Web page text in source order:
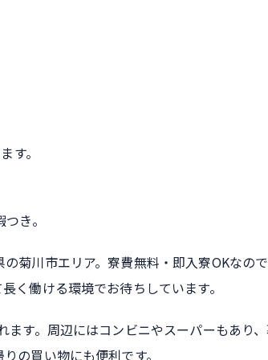
す。
き。
菊川市エリア。寮費無料・即入寮OKなの
く働ける環境でお待ちしています。
す。周辺にはコンビニやスーパーもあり
の買い物にも便利です。